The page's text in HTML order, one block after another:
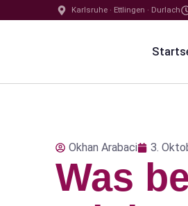
Karlsruhe · Ettlingen · Durlach
Okhan Arabaci 3.
Was